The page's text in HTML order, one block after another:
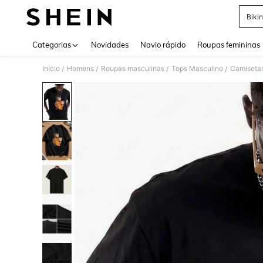
Categorias Novidades Navio rápido Roupas femininas
Início / Homens / Roupas masculinas / Tops Masculino /